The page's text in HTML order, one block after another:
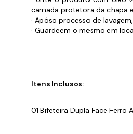
camada protetora da chapa
· Apóso processo de
· Guardeem o mesmo em
Itens Inclusos:
01 Bifeteira Dupla Face Ferro